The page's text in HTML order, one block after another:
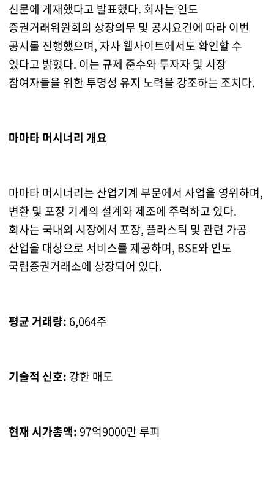
신문에 게재했다고 발표했다. 회사는 인도
증권거래위원회의 상장의무 및 공시요건에 따라 이번
공시를 진행했으며, 자사 웹사이트에서도 확인할 수
있다고 밝혔다. 이는 규제 준수와 투자자 및 시장
참여자들을 위한 투명성 유지 노력을 강조하는 조치다.
마마타 머시너리 개요
마마타 머시너리는 산업기계 부문에서 사업을 영위하며,
변환 및 포장 기계의 설계와 제조에 주력하고 있다.
회사는 국내외 시장에서 포장, 플라스틱 및 관련 가공
산업을 대상으로 서비스를 제공하며, BSE와 인도
국립증권거래소에 상장되어 있다.
평균 거래량: 6,064주
기술적 신호: 강한 매도
현재 시가총액:97억9000만 루피